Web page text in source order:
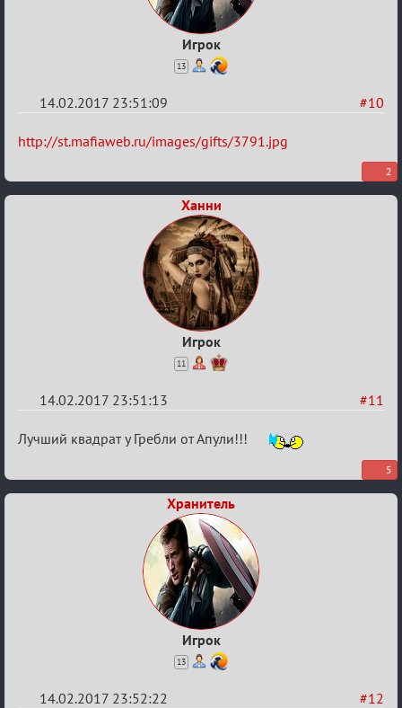
Игрок
13
#10
14.02.2017 23:51:09
Re:
Любви
http://st.mafiaweb.ru/images/gifts/3791.jpg
2
Ханни
Игрок
11
#11
14.02.2017 23:51:13
Re:
Любви
Лучший квадрат у Гребли от Апули!!!
5
Хранитель
Игрок
13
#12
14.02.2017 23:52:22